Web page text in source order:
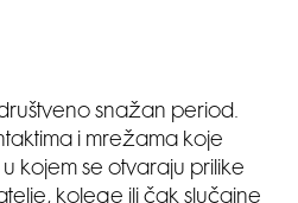
snažan period.
i mrežama koje
kojem se otvaraju prilike
kolege ili čak slučajne